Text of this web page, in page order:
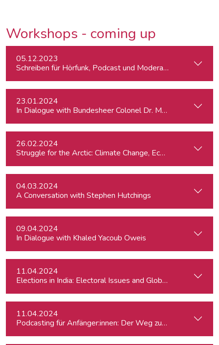
Workshops - coming up
05.12.2023
Schreiben für Hörfunk, Podcast und Moderation
23.01.2024
In Dialogue with Bundesheer Colonel Dr. Markus Reisner
26.02.2024
04.03.2024
A Conversation with Stephen Hutchings
09.04.2024
In Dialogue with Khaled Yacoub Oweis
11.04.2024
Elections in India: Electoral Issues and Global Ambitions
11.04.2024
Podcasting für Anfänger:innen: Der Weg zum eigenen